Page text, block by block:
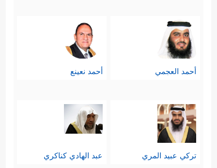
أحمد العجمي أحمد نعينع
تركي عبيد المري عبد الهادي كناكري